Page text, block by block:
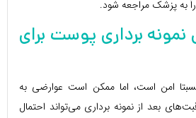
به پزشک مراجعه شود.
برداری پوست برای
امن است، اما ممکن است عوارضی به
بعد از نمونه برداری می‌تواند احتمال